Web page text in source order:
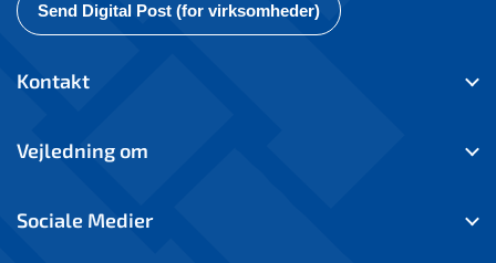
Send Digital Post (for virksomheder)
Kontakt
Vejledning om
Sociale Medier